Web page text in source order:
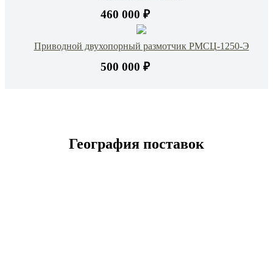
460 000 ₽
Приводной двухопорный размотчик РМСЦ-1250-Э
500 000 ₽
География поставок